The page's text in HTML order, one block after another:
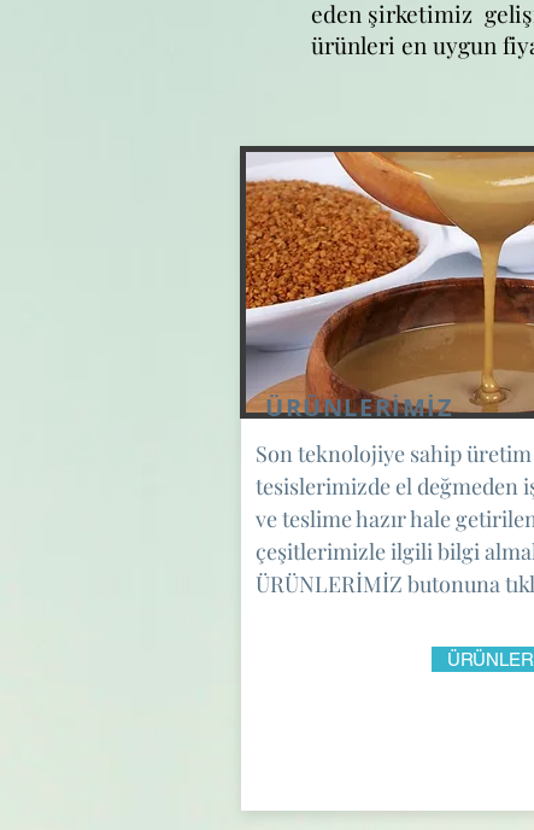
eden şirketimiz
ürünleri en uygun
ÜRÜNLERİMİZ
Son teknolojiye sahip üretim
tesislerimizde el değmeden
ve teslime hazır hale
çeşitlerimizle ilgili bilgi
ÜRÜNLERİMİZ butonuna